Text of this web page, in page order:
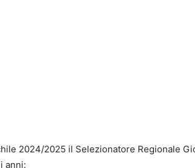
2024/2025 il Selezionatore Regionale
anni: